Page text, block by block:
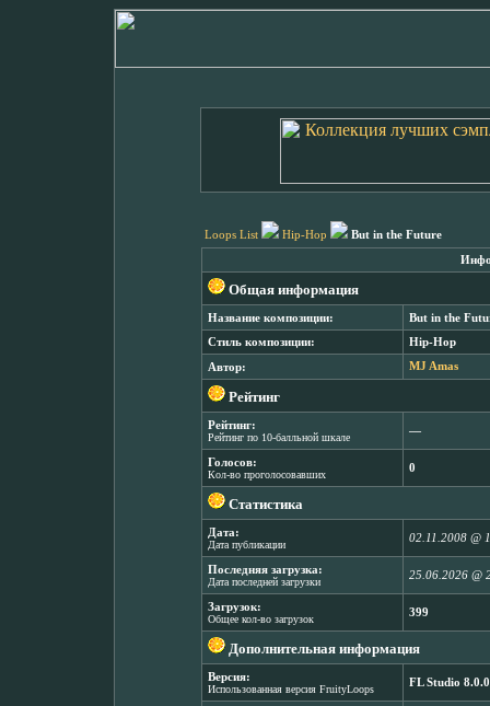
Loops List Hip-Hop But in the Future
Общая информация
Название композиции: But in the
Стиль композиции: Hip-Hop
Автор: MJ Amas
Рейтинг
Рейтинг:
Рейтинг по 10-балльной шкале
―
Голосов:
Кол-во проголосовавших
0
Статистика
Дата:
Дата публикации
02.11.2008 @
Последняя загрузка:
Дата последней загрузки
25.06.2026 @
Загрузок:
Общее кол-во загрузок
399
Дополнительная информация
Версия:
Использованная версия FruityLoops
FL Studio 8.0.0